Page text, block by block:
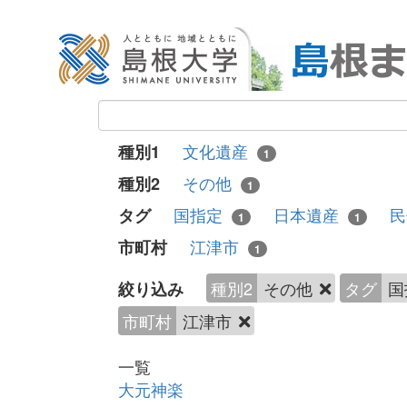
種別1 文化遺産 1
種別2 その他 1
タグ 国指定 1 日本遺産 1
市町村
江津市 1
絞り込み 種別2 その他 タグ
市町村 江津市
一覧
大元神楽